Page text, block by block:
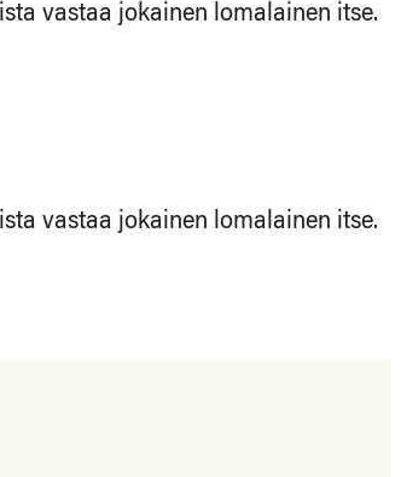
vastaa jokainen lomalainen itse.
vastaa jokainen lomalainen itse.